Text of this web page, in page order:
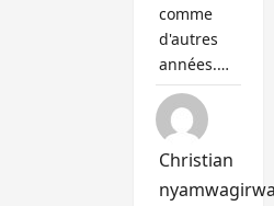
comme
d'autres
années.…
Christian